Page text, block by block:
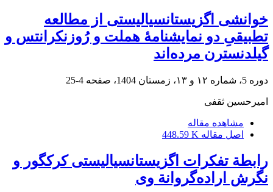
خوانشی اگزیستانسیالیستی از مطالعه
تطبیقیِ دو نمایشنامۀ هملت و رُوزنکرانتس و
گیلدنسترن مرده‌اند
دوره 5، شماره ۱۲ و ۱۳، زمستان 1404، صفحه 4-25
امیرحسین ثقفی
مشاهده مقاله
اصل مقاله 448.59 K
رابطة تفکرات اگزیستانسیالیستی کرکگور و
نگرش اراده‌گروانة وی